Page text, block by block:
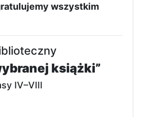
wszystkim
książki”
IV–VIII